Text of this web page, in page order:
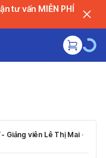
Giảng viên Lê Thị Mai ·